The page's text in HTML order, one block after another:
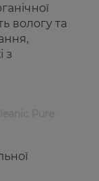
вологу та
з